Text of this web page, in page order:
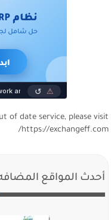
of date service, please visit
https://exchangeff.com/
أحدث المواقع المضافه